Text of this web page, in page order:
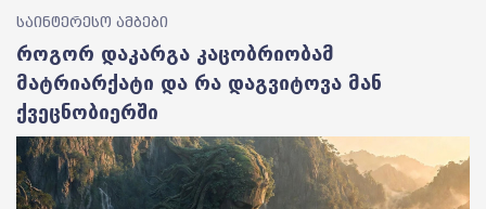
საინტერესო ამბები
როგორ დაკარგა კაცობრიობამ
მატრიარქატი და რა დაგვიტოვა მან
ქვეცნობიერში